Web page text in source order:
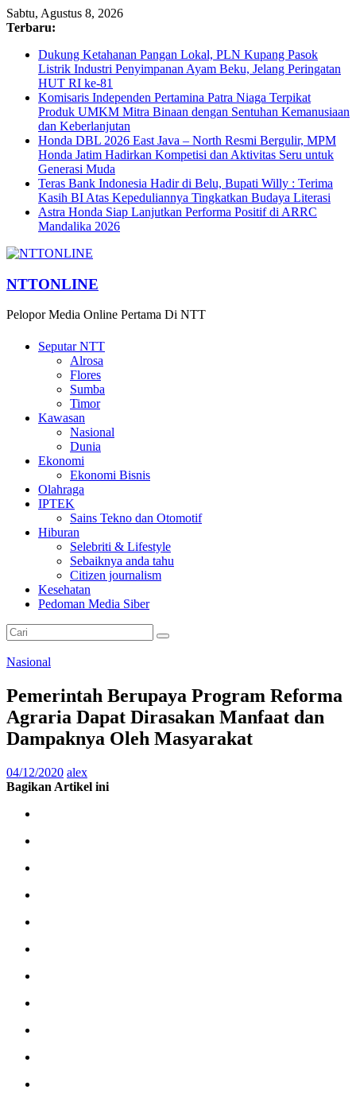
Sabtu, Agustus 8, 2026
Terbaru:
Dukung Ketahanan Pangan Lokal, PLN Kupang Pasok
Listrik Industri Penyimpanan Ayam Beku, Jelang Peringatan
HUT RI ke-81
Komisaris Independen Pertamina Patra Niaga Terpikat
Produk UMKM Mitra Binaan dengan Sentuhan Kemanusiaan
dan Keberlanjutan
Honda DBL 2026 East Java – North Resmi Bergulir, MPM
Honda Jatim Hadirkan Kompetisi dan Aktivitas Seru untuk
Generasi Muda
Teras Bank Indonesia Hadir di Belu, Bupati Willy : Terima
Kasih BI Atas Kepeduliannya Tingkatkan Budaya Literasi
Astra Honda Siap Lanjutkan Performa Positif di ARRC
Mandalika 2026
NTTONLINE
Pelopor Media Online Pertama Di NTT
Seputar NTT
Alrosa
Flores
Sumba
Timor
Kawasan
Nasional
Dunia
Ekonomi
Ekonomi Bisnis
Olahraga
IPTEK
Sains Tekno dan Otomotif
Hiburan
Selebriti & Lifestyle
Sebaiknya anda tahu
Citizen journalism
Kesehatan
Pedoman Media Siber
Nasional
Pemerintah Berupaya Program Reforma
Agraria Dapat Dirasakan Manfaat dan
Dampaknya Oleh Masyarakat
04/12/2020 alex
Bagikan Artikel ini